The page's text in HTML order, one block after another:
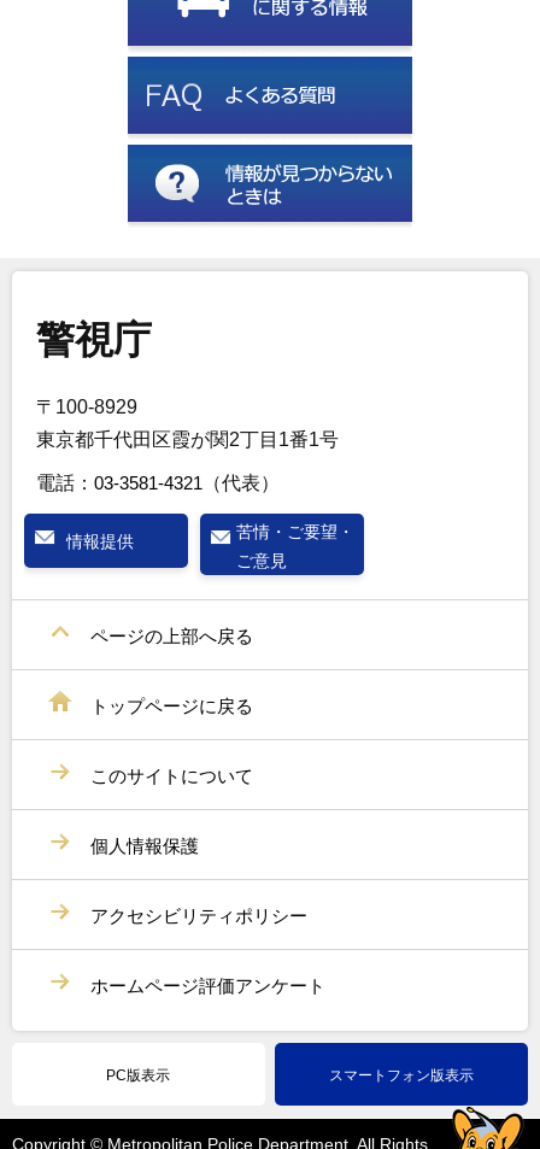
警視庁
〒100-8929
東京都千代田区霞が関2丁目1番1号
電話： 03-3581-4321 （代表）
情報提供
苦情・ご要望・
ご意見
ページの上部へ戻る
トップページに戻る
このサイトについて
個人情報保護
アクセシビリティポリシー
ホームページ評価アンケート
PC版表示 スマートフォン版表示
Copyright © Metropolitan Police Department. All Rights